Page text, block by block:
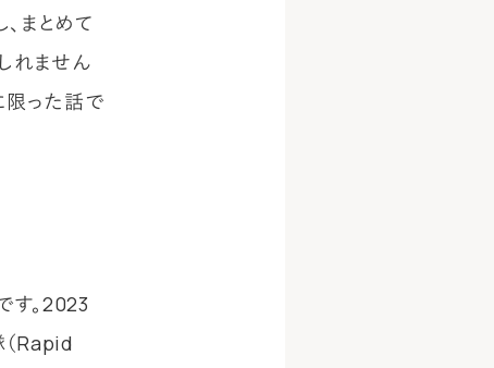
まとめて
れません
限った話で
す。2023
Rapid